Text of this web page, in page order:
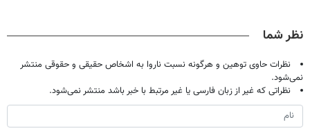
نظر شما
نظرات حاوی توهین و هرگونه نسبت ناروا به اشخاص حقیقی و حقوقی منتشر
نمی‌شود.
نظراتی که غیر از زبان فارسی یا غیر مرتبط با خبر باشد منتشر نمی‌شود.